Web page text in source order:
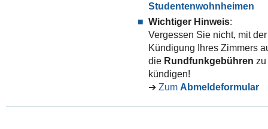
Studentenwohnheimen
Wichtiger Hinweis:
Vergessen Sie nicht, mit der
Kündigung Ihres Zimmers
die Rundfunkgebühren zu
kündigen!
➔ Zum Abmeldeformular